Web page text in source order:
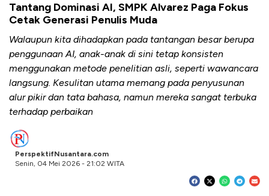
Tantang Dominasi AI, SMPK Alvarez Paga Fokus
Cetak Generasi Penulis Muda
Walaupun kita dihadapkan pada tantangan besar berupa
penggunaan AI, anak-anak di sini tetap konsisten
menggunakan metode penelitian asli, seperti wawancara
langsung. Kesulitan utama memang pada penyusunan
alur pikir dan tata bahasa, namun mereka sangat terbuka
terhadap perbaikan
PerspektifNusantara.com
Senin, 04 Mei 2026 - 21:02 WITA